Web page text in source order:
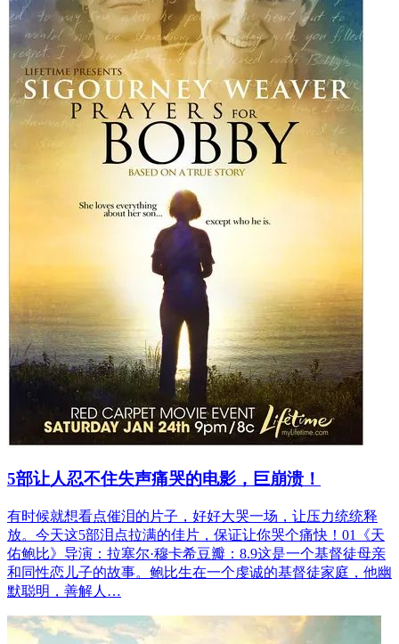
5部让人忍不住失声痛哭的电影，巨崩溃！
有时候就想看点催泪的片子，好好大哭一场，让压力统统释
放。今天这5部泪点拉满的佳片，保证让你哭个痛快！01《天
佑鲍比》导演：拉塞尔·穆卡希豆瓣：8.9‍‍‍这是一个基督徒母亲
和同性恋儿子的故事。鲍比生在一个虔诚的基督徒家庭，他幽
默聪明，善解人…